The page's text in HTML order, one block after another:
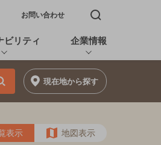
お問い合わせ 検索窓を開く
ビリティ 企業情報
現在地から探す
表示 地図表示